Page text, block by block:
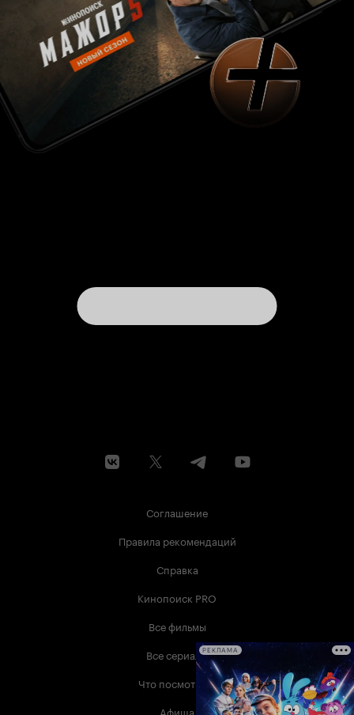
Соглашение
Правила рекомендаций
Справка
Кинопоиск PRO
Все фильмы
Все сериалы
Что посмотреть
Афиша
РЕКЛАМА